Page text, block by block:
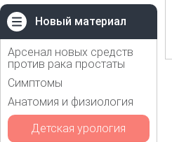
Новый материал
Арсенал новых средств
против рака простаты
Симптомы
Анатомия и физиология
Детская урология